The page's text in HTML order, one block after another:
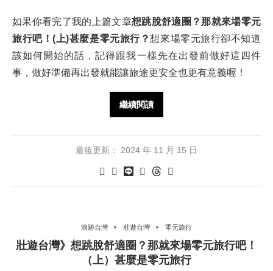
如果你看完了我的上篇文章想跳脫舒適圈？那就來場零元
旅行吧！(上)甚麼是零元旅行？想來場零元旅行卻不知道
該如何開始的話，記得跟我一樣先在出發前做好這四件
事，做好準備再出發就能讓旅途更安全也更有意義喔！
繼續閱讀
最後更新： 2024 年 11 月 15 日
浪跡台灣 壯遊台灣 零元旅行
壯遊台灣》想跳脫舒適圈？那就來場零元旅行吧！
（上）甚麼是零元旅行